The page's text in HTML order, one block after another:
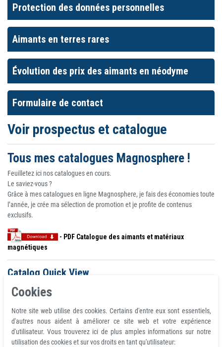
Protection des données personnelles
Aimants en terres rares
Évolution des prix des aimants en néodyme
Formulaire de contact
Voir prospectus et catalogue
Tous mes catalogues Magnosphere !
Feuilletez ici nos catalogues en cours.
Le saviez-vous ?
Grâce à mes catalogues en ligne Magnosphere, je fais des économies toute
l’année, je crée ma sélection de promotion et je profite de contenus
exclusifs.
- PDF Catalogue des aimants et matériaux
magnétiques
Catalog Quick View
It appears you don't have a PDF plugin for this browser. No biggie... you can
click here to download the PDF file.
Qui fournit des Aimants en néodyme de grande
qualité?
Cookies
Notre site web utilise des cookies. Certains d'entre eux sont essentiels,
d'autres nous aident à améliorer ce site web et votre expérience
d'utilisateur. Vous trouverez ici de plus amples informations sur notre
utilisation des cookies et sur vos droits en tant qu'utilisateur: